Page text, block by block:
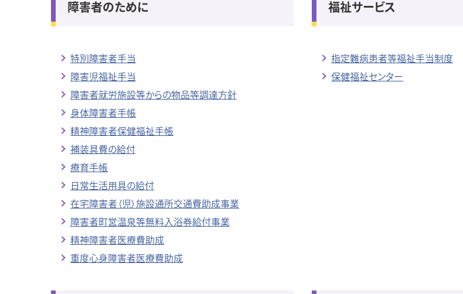
障害者のために
特別障害者手当
障害児福祉手当
障害者就労施設等からの物品等調達方針
身体障害者手帳
精神障害者保健福祉手帳
補装具費の給付
療育手帳
日常生活用具の給付
在宅障害者（児）施設通所交通費助成事業
障害者町営温泉等無料入浴券給付事業
精神障害者医療費助成
重度心身障害者医療費助成
福祉サービス
指定難病患者等福祉手当制度
保健福祉センター